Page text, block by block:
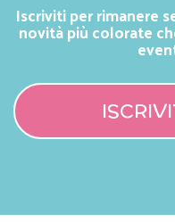
Iscriviti per rimanere
novità più colorate